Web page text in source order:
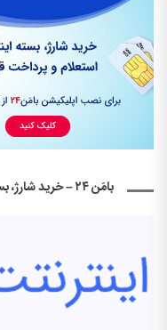
بامَن ۲۴ – خرید شارژ، بسته اینترنت و پرداخت قبوض